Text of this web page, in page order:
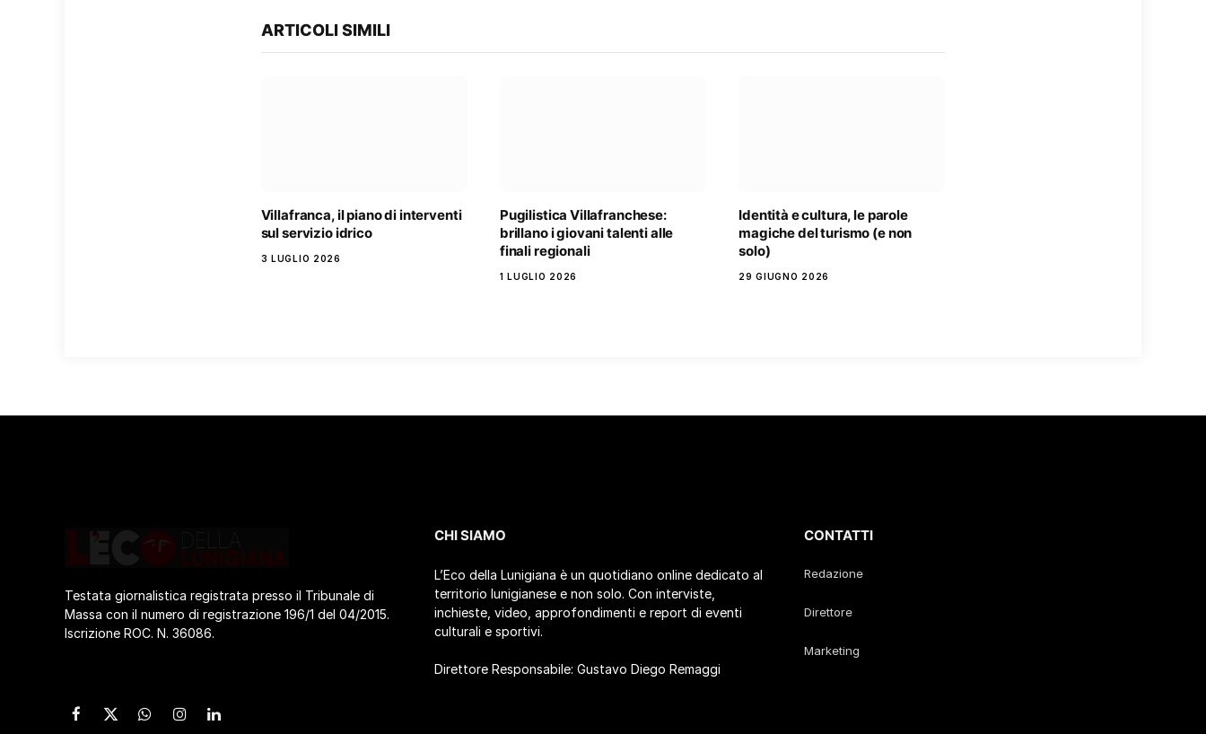
ARTICOLI SIMILI
Villafranca, il piano di interventi
sul servizio idrico
3 LUGLIO 2026
Pugilistica Villafranchese:
brillano i giovani talenti alle
finali regionali
1 LUGLIO 2026
Identità e cultura, le parole
magiche del turismo (e non
solo)
29 GIUGNO 2026
Testata giornalistica registrata presso il Tribunale di
Massa con il numero di registrazione 196/1 del 04/2015.
Iscrizione ROC. N. 36086.
CHI SIAMO
L’Eco della Lunigiana è un quotidiano online dedicato al
territorio lunigianese e non solo. Con interviste,
inchieste, video, approfondimenti e report di eventi
culturali e sportivi.
Direttore Responsabile: Gustavo Diego Remaggi
CONTATTI
Redazione
Direttore
Marketing
Facebook
X WhatsApp
Instagram
LinkedIn